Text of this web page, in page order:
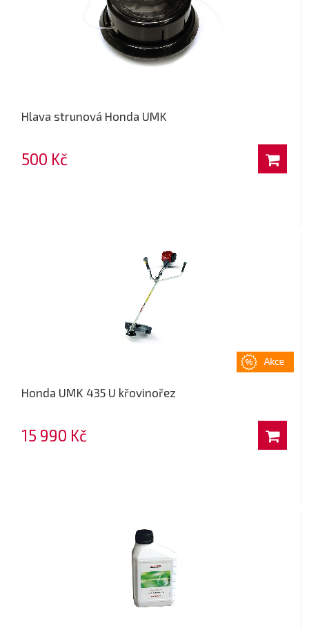
Hlava strunová Honda UMK
500 Kč
Honda UMK 435 U křovinořez
15 990 Kč